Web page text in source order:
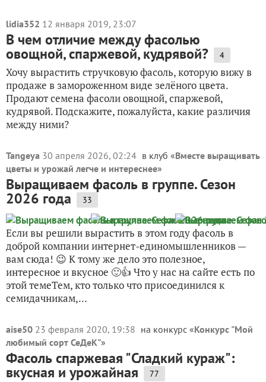
lidia352 12 января 2019, 23:07
В чем отличие между фасолью
овощной, спаржевой, кудрявой? 4
Хочу вырастить стручковую фасоль, которую вижу в
продаже в замороженном виде зелёного цвета.
Продают семена фасоли овощной, спаржевой,
кудрявой. Подскажите, пожалуйста, какие различия
между ними?
Tangeya 30 апреля 2026, 02:24 в клуб «Вместе выращивать
цветы и урожай легче и интереснее»
Выращиваем фасоль в группе. Сезон
2026 года 33
Если вы решили вырастить в этом году фасоль в
доброй компании интернет-единомышленников —
вам сюда! 😉 К тому же дело это полезное,
интересное и вкусное 🙂👍 Что у нас на сайте есть по
этой темеТем, кто только что присоединился к
семидачникам,...
aise50 23 февраля 2020, 19:38 на конкурс «Конкурс "Мой
любимый сорт СеДеК"»
Фасоль спаржевая "Сладкий кураж":
вкусная и урожайная 77